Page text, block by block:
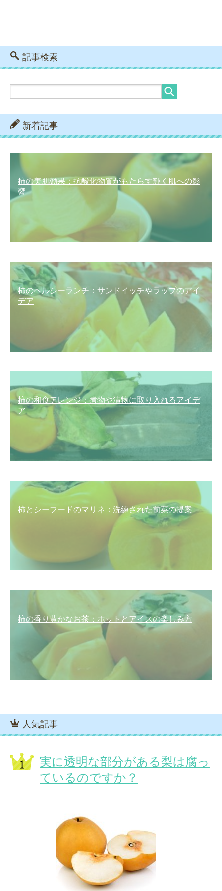
記事検索
新着記事
柿の美肌効果：抗酸化物質がもたらす輝く肌への影
響
柿のヘルシーランチ：サンドイッチやラップのアイ
デア
柿の和食アレンジ：煮物や漬物に取り入れるアイデ
ア
柿とシーフードのマリネ：洗練された前菜の提案
柿の香り豊かなお茶：ホットとアイスの楽しみ方
人気記事
実に透明な部分がある梨は腐っ
ているのですか？